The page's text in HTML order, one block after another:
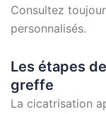
Consultez
personnalisés.
Les étapes
greffe
La cicatrisation